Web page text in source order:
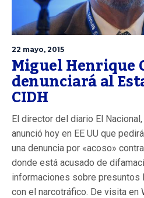
22 mayo, 2015
Miguel Henrique
denunciará al
CIDH
El director del diario El
anunció hoy en EE UU que
una denuncia por «acoso»
donde está acusado de
informaciones sobre presuntos
con el narcotráfico. De visita en